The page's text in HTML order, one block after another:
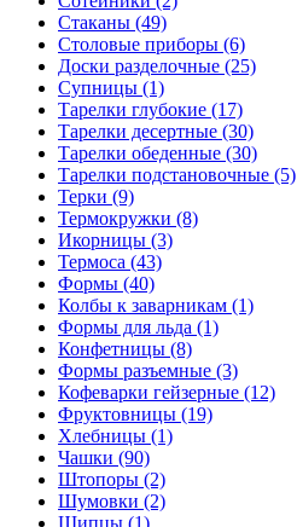
Стаканы (49)
Столовые приборы (6)
Доски разделочные (25)
Супницы (1)
Тарелки глубокие (17)
Тарелки десертные (30)
Тарелки обеденные (30)
Тарелки подстановочные (5)
Терки (9)
Термокружки (8)
Икорницы (3)
Термоса (43)
Формы (40)
Колбы к заварникам (1)
Формы для льда (1)
Конфетницы (8)
Формы разъемные (3)
Кофеварки гейзерные (12)
Фруктовницы (19)
Хлебницы (1)
Чашки (90)
Штопоры (2)
Шумовки (2)
Щипцы (1)